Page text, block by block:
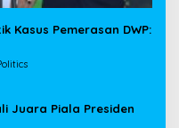
Kasus Pemerasan DWP:
Juara Piala Presiden